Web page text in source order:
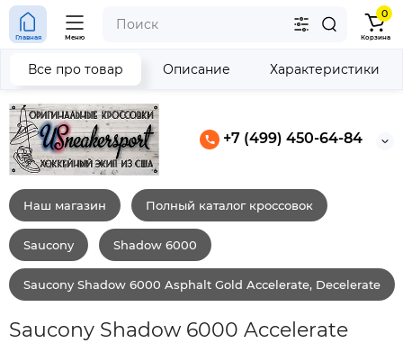
+7 (499) 450-64-84
Главная Меню
0
Корзина
Наш магазин Полный каталог кроссовок
Saucony Shadow 6000
Saucony Shadow 6000 Asphalt Gold Accelerate, Decelerate
Saucony Shadow 6000 Accelerate
Все про товар Описание Характеристики